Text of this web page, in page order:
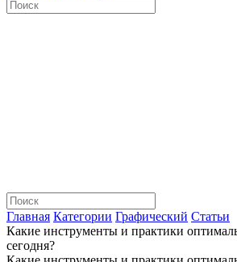
Главная Категории Графический Статьи
Какие инструменты и практики
сегодня?